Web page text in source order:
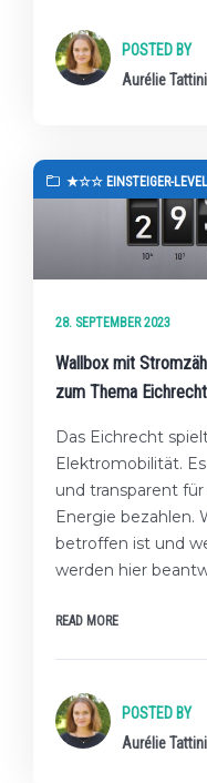
POSTED BY
Aurélie Tattini
★☆☆ EINSTEIGER-LEVEL
28. SEPTEMBER 2023
Wallbox mit
zum Thema Eichrecht
Das Eichrecht
Elektromobilität.
und transparent
Energie bezahlen.
betroffen ist und
werden hier
READ MORE
POSTED BY
Aurélie Tattini